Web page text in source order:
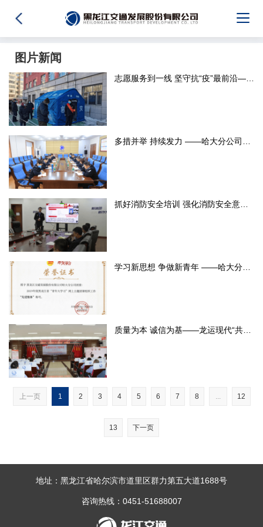
图片新闻
志愿服务到一线 坚守抗“疫”最前沿——龙运现代志愿者协助社区
抓好消防安全培训 强化消防安全意识——龙江交通举办安全生产消
学习新思想 争做新青年 ——哈大分公司团委获2019年度黑龙
质量为本 诚信为基——龙运现代“共建诚信龙江我承诺”活动启动
上一页 1 2 3 4 5 6 7 8 ... 12
13 下一页
地址：黑龙江省哈尔滨市道里区群力第五大道1688号
咨询热线：0451-51688007